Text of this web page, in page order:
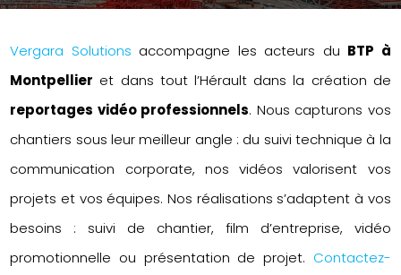
Vergara Solutions accompagne les acteurs du BTP à
Montpellier et dans tout l’Hérault dans la création de
reportages vidéo professionnels. Nous capturons vos
chantiers sous leur meilleur angle : du suivi technique à la
communication corporate, nos vidéos valorisent vos
projets et vos équipes. Nos réalisations s’adaptent à vos
besoins : suivi de chantier, film d’entreprise, vidéo
promotionnelle ou présentation de projet. Contactez-